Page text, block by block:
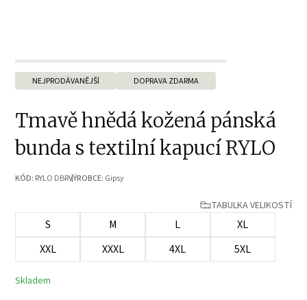
NEJPRODÁVANĚJŠÍ DOPRAVA ZDARMA
Tmavě hnědá kožená pánská
bunda s textilní kapucí RYLO
KÓD: RYLO DBRVÝROBCE: Gipsy
TABULKA VELIKOSTÍ
S M L
XL
XXL
XXXL 4XL 5XL
Skladem